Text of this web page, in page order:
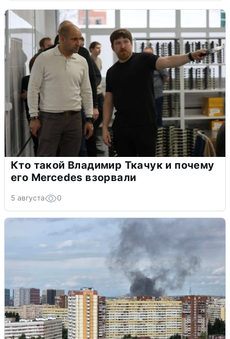
Кто такой Владимир Ткачук и почему
его Mercedes взорвали
5 августа 0